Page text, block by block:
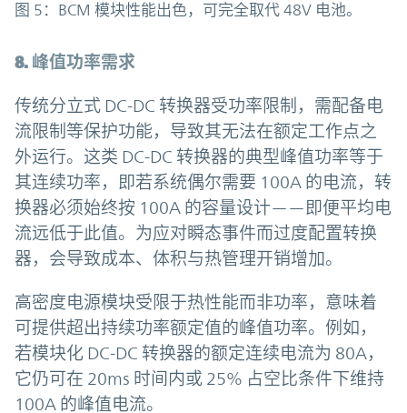
图 5：BCM 模块性能出色，可完全取代 48V 电池。
8. 峰值功率需求
传统分立式 DC-DC 转换器受功率限制，需配备电
流限制等保护功能，导致其无法在额定工作点之
外运行。这类 DC-DC 转换器的典型峰值功率等于
其连续功率，即若系统偶尔需要 100A 的电流，转
换器必须始终按 100A 的容量设计——即便平均电
流远低于此值。为应对瞬态事件而过度配置转换
器，会导致成本、体积与热管理开销增加。
高密度电源模块受限于热性能而非功率，意味着
可提供超出持续功率额定值的峰值功率。例如，
若模块化 DC-DC 转换器的额定连续电流为 80A，
它仍可在 20ms 时间内或 25% 占空比条件下维持
100A 的峰值电流。